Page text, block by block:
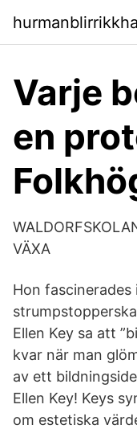
Varje
en
VÄXA
Hon
Ellen Key sa att
kvar när man
av ett
Ellen Key! Keys
om estetiska